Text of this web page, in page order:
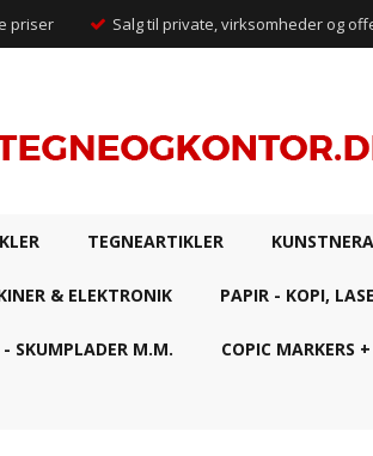
priser Salg til private, virksomheder og
TEGNEARTIKLER
& ELEKTRONIK PAPIR - KOPI,
SKUMPLADER M.M. COPIC MARKERS